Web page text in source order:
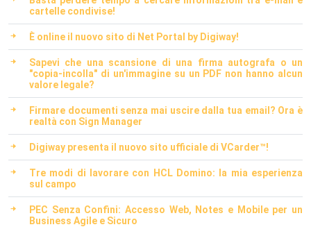
cartelle condivise!
È online il nuovo sito di Net Portal by Digiway!
Sapevi che una scansione di una firma autografa o un
"copia-incolla" di un'immagine su un PDF non hanno alcun
valore legale?
Firmare documenti senza mai uscire dalla tua email? Ora è
realtà con Sign Manager
Digiway presenta il nuovo sito ufficiale di VCarder™!
Tre modi di lavorare con HCL Domino: la mia esperienza
sul campo
PEC Senza Confini: Accesso Web, Notes e Mobile per un
Business Agile e Sicuro